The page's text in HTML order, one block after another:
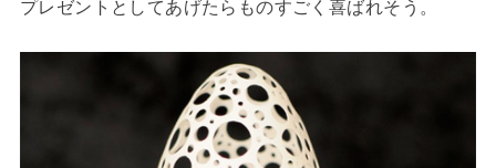
プレゼントとしてあげたらものすごく喜ばれそう。